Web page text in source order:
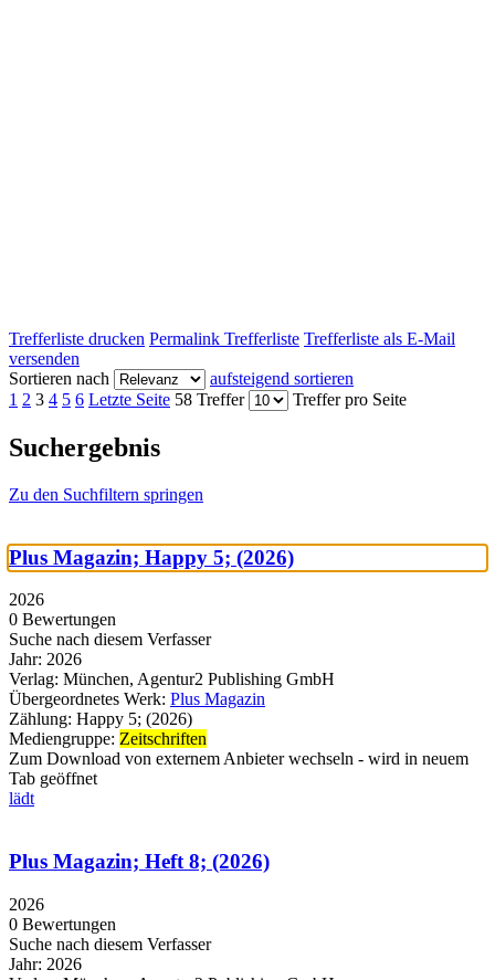
Trefferliste drucken Permalink Trefferliste Trefferliste als E-Mail
versenden
Sortieren nach
aufsteigend sortieren
1 2 3 4 5 6 Letzte Seite 58 Treffer Treffer pro Seite
Suchergebnis
Zu den Suchfiltern springen
Plus Magazin; Happy 5; (2026)
2026
0 Bewertungen
Suche nach diesem Verfasser
Jahr: 2026
Verlag: München, Agentur2 Publishing GmbH
Übergeordnetes Werk: Plus Magazin
Zählung: Happy 5; (2026)
Mediengruppe: Zeitschriften
Zum Download von externem Anbieter wechseln - wird in neuem
Tab geöffnet
lädt
Plus Magazin; Heft 8; (2026)
2026
0 Bewertungen
Suche nach diesem Verfasser
Jahr: 2026